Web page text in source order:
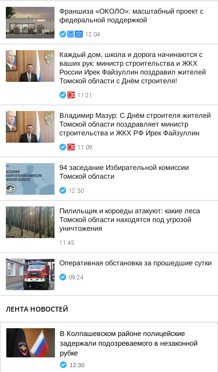
Франшиза «ОКОЛО»: масштабный проект с
федеральной поддержкой
12:04
Каждый дом, школа и дорога начинаются с
ваших рук: министр строительства и ЖКХ
России Ирек Файзуллин поздравил жителей
Томской области с Днём строителя!
11:21
Владимир Мазур: С Днём строителя жителей
Томской области поздравляет министр
строительства и ЖКХ РФ Ирек Файзуллин
11:09
94 заседание Избирательной комиссии
Томской области
12:30
Пилильщик и короеды атакуют: какие леса
Томской области находятся под угрозой
уничтожения
11:45
Оперативная обстановка за прошедшие сутки
09:24
ЛЕНТА НОВОСТЕЙ
В Колпашевском районе полицейские
задержали подозреваемого в незаконной
рубке
12:30